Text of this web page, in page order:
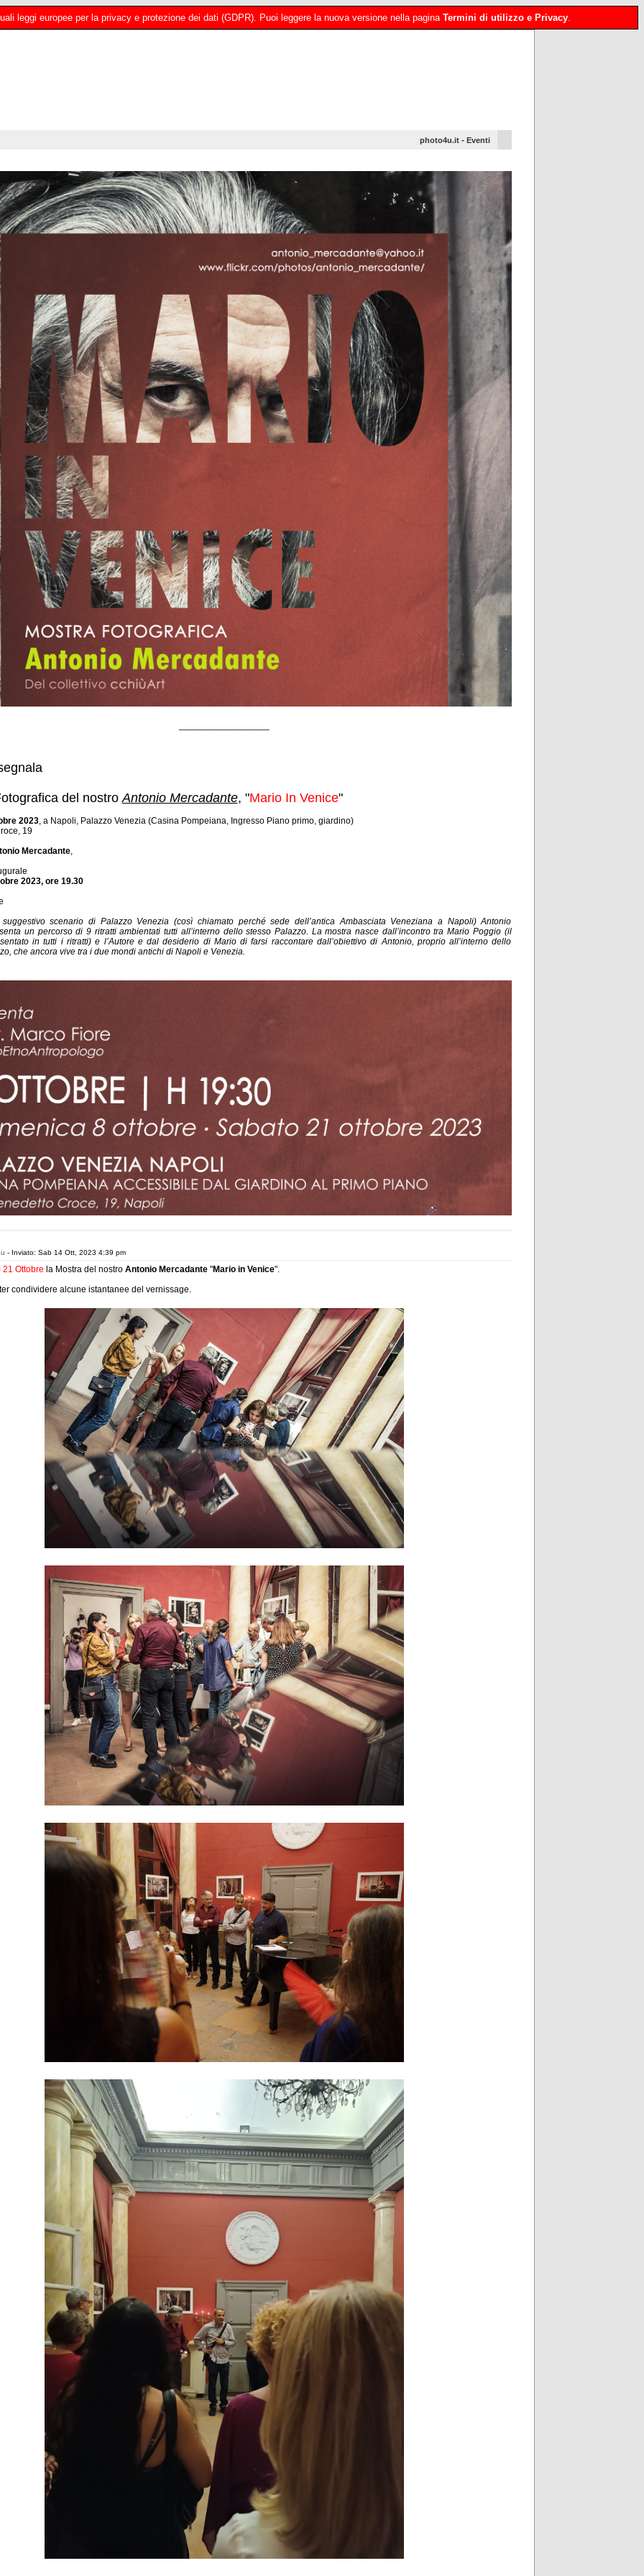
leggi europee per la privacy e protezione dei dati (GDPR). Puoi leggere la nuova versione nella pagina Termini di utilizzo e Privacy.
photo4u.it- Eventi
del nostro Antonio Mercadante, "Mario In Venice"
2023, a Napoli, Palazzo Venezia (Casina Pompeiana, Ingresso Piano primo, giardino)
19
Mercadante,
2023, ore 19.30
scenario di Palazzo Venezia (così chiamato perché sede dell’antica Ambasciata Veneziana a Napoli) Antonio
un percorso di 9 ritratti ambientati tutti all’interno dello stesso Palazzo. La mostra nasce dall’incontro tra Mario Poggio (il
in tutti i ritratti) e l’Autore e dal desiderio di Mario di farsi raccontare dall’obiettivo di Antonio, proprio all’interno dello
che ancora vive tra i due mondi antichi di Napoli e Venezia.
- Inviato: Sab 14 Ott, 2023 4:39 pm
21 Ottobre la Mostra del nostro Antonio Mercadante"Mario in Venice".
condividere alcune istantanee del vernissage.